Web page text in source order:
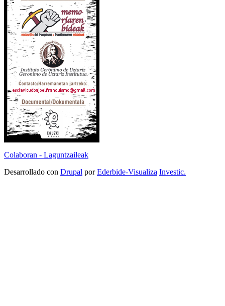
Colaboran - Laguntzaileak
Desarrollado con Drupal porEderbide-Visualiza Investic.